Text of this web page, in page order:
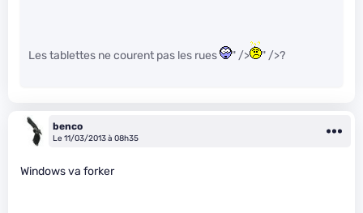
Les tablettes ne courent pas les rues " /> " />?
benco
Le 11/03/2013 à 08h35
Windows va forker